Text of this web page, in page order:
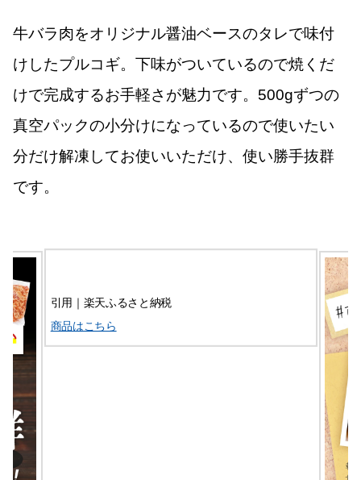
牛バラ肉をオリジナル醤油ベースのタレで味付
けしたプルコギ。下味がついているので焼くだ
けで完成するお手軽さが魅力です。500gずつの
真空パックの小分けになっているので使いたい
分だけ解凍してお使いいただけ、使い勝手抜群
です。
引用｜楽天ふるさと納税
商品はこちら